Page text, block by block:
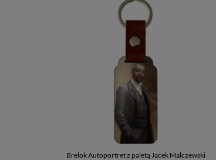
Brelok Autoportret z paletą Jacek Malczewski